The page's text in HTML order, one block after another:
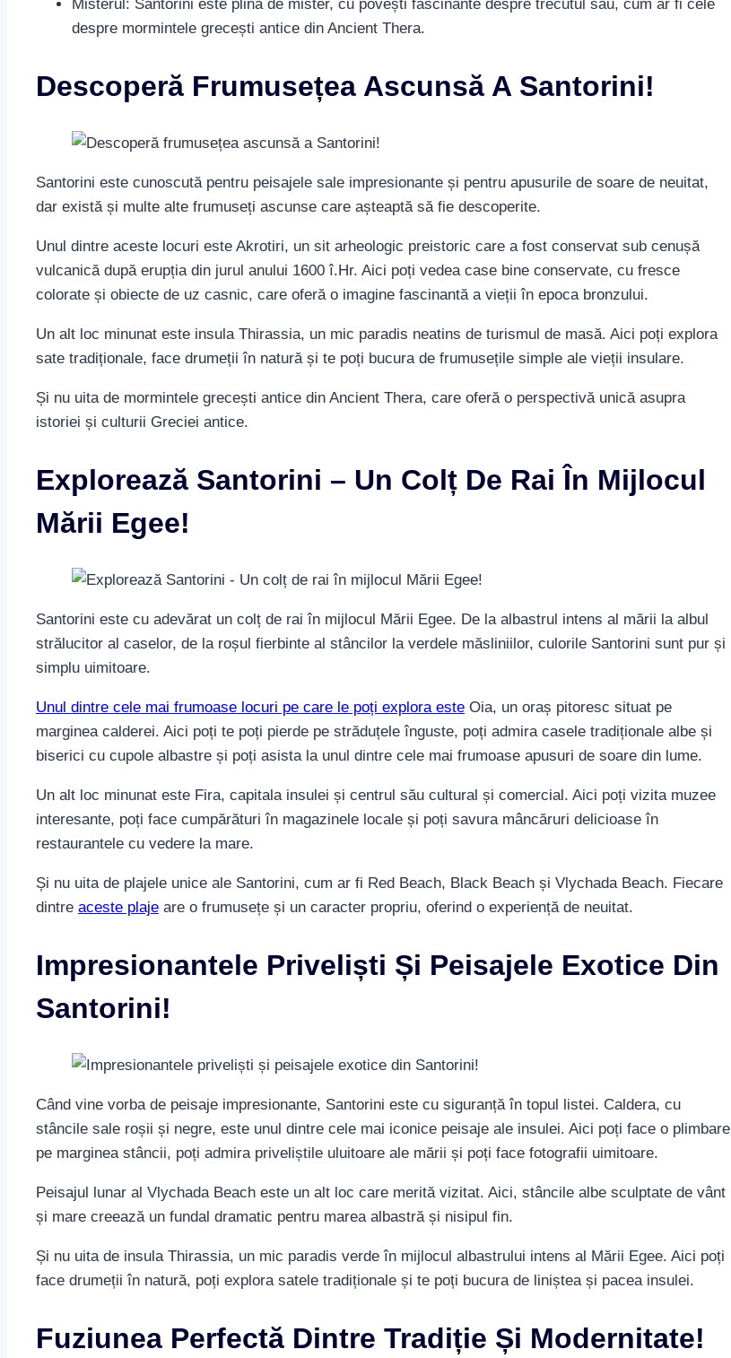
Misterul: Santorini este plină de mister, cu povești fascinante despre trecutul său, cum ar fi cele
despre mormintele grecești antice din Ancient Thera.
Descoperă Frumusețea Ascunsă A Santorini!
Santorini este cunoscută pentru peisajele sale impresionante și pentru apusurile de soare de neuitat,
dar există și multe alte frumuseți ascunse care așteaptă să fie descoperite.
Unul dintre aceste locuri este Akrotiri, un sit arheologic preistoric care a fost conservat sub cenușă
vulcanică după erupția din jurul anului 1600 î.Hr. Aici poți vedea case bine conservate, cu fresce
colorate și obiecte de uz casnic, care oferă o imagine fascinantă a vieții în epoca bronzului.
Un alt loc minunat este insula Thirassia, un mic paradis neatins de turismul de masă. Aici poți explora
sate tradiționale, face drumeții în natură și te poți bucura de frumusețile simple ale vieții insulare.
Și nu uita de mormintele grecești antice din Ancient Thera, care oferă o perspectivă unică asupra
istoriei și culturii Greciei antice.
Explorează Santorini – Un Colț De Rai În Mijlocul
Mării Egee!
Santorini este cu adevărat un colț de rai în mijlocul Mării Egee. De la albastrul intens al mării la albul
strălucitor al caselor, de la roșul fierbinte al stâncilor la verdele măsliniilor, culorile Santorini sunt pur și
simplu uimitoare.
Unul dintre cele mai frumoase locuri pe care le poți explora este Oia, un oraș pitoresc situat pe
marginea calderei. Aici poți te poți pierde pe străduțele înguste, poți admira casele tradiționale albe și
biserici cu cupole albastre și poți asista la unul dintre cele mai frumoase apusuri de soare din lume.
Un alt loc minunat este Fira, capitala insulei și centrul său cultural și comercial. Aici poți vizita muzee
interesante, poți face cumpărături în magazinele locale și poți savura mâncăruri delicioase în
restaurantele cu vedere la mare.
Și nu uita de plajele unice ale Santorini, cum ar fi Red Beach, Black Beach și Vlychada Beach. Fiecare
dintre aceste plaje are o frumusețe și un caracter propriu, oferind o experiență de neuitat.
Impresionantele Priveliști Și Peisajele Exotice Din
Santorini!
Când vine vorba de peisaje impresionante, Santorini este cu siguranță în topul listei. Caldera, cu
stâncile sale roșii și negre, este unul dintre cele mai iconice peisaje ale insulei. Aici poți face o plimbare
pe marginea stâncii, poți admira priveliștile uluitoare ale mării și poți face fotografii uimitoare.
Peisajul lunar al Vlychada Beach este un alt loc care merită vizitat. Aici, stâncile albe sculptate de vânt
și mare creează un fundal dramatic pentru marea albastră și nisipul fin.
Și nu uita de insula Thirassia, un mic paradis verde în mijlocul albastrului intens al Mării Egee. Aici poți
face drumeții în natură, poți explora satele tradiționale și te poți bucura de liniștea și pacea insulei.
Fuziunea Perfectă Dintre Tradiție Și Modernitate!